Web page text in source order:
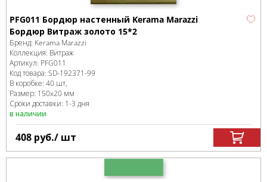
PFG011 Бордюр настенный Kerama Marazzi
Бордюр Витраж золото 15*2
Бренд: Kerama Marazzi
Коллекция: Витраж
Артикул: PFG011
Код товара: SD-192371-99
В коробке: 40 шт,
Размер: 150x20 мм
Сроки доставки: 1-3 дня
в наличии
408 руб./ шт